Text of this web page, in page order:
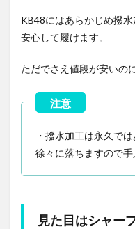
KB48にはあらかじめ撥
安心して履けます。
ただでさえ値段が安いの
・撥水加工は永久で
徐々に落ちますので
見た目はシャー